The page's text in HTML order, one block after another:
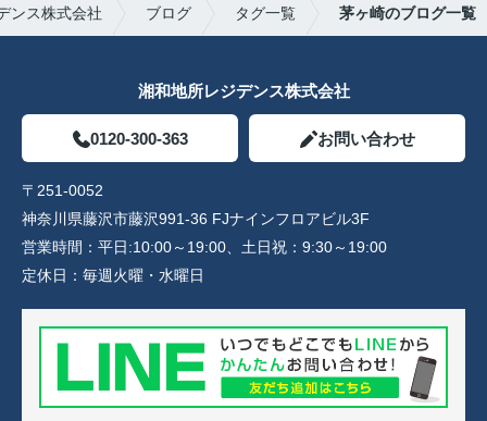
ンス株式会社 ブログ タグ一覧 茅ヶ崎のブログ一覧
湘和地所レジデンス株式会社
0120-300-363 お問い合わせ
〒251-0052
神奈川県藤沢市藤沢991-36 FJナインフロアビル3F
営業時間： 平日:10:00～19:00、土日祝：9:30～19:00
定休日： 毎週火曜・水曜日